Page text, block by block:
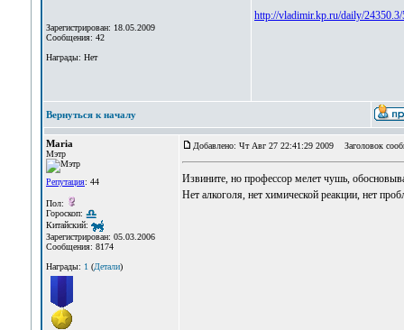
Зарегистрирован: 18.05.2009
Сообщения: 42
Награды: Нет
http://vladimir.kp.ru/daily/
Вернуться к началу
Maria
Мэтр
Репутация: 44
Пол:
Гороскоп:
Китайский:
Зарегистрирован: 05.03.2006
Сообщения: 8174
Награды: 1 (Детали)
Добавлено: Чт Авг 27 22:41:29 2009 Заголовок
Извините, но профессор мелет чушь,
Нет алкоголя, нет химической реакции, нет